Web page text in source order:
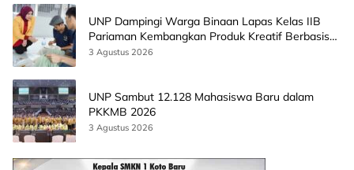
UNP Dampingi Warga Binaan Lapas Kelas IIB
Pariaman Kembangkan Produk Kreatif Berbasis
AI
3 Agustus 2026
UNP Sambut 12.128 Mahasiswa Baru dalam
PKKMB 2026
3 Agustus 2026